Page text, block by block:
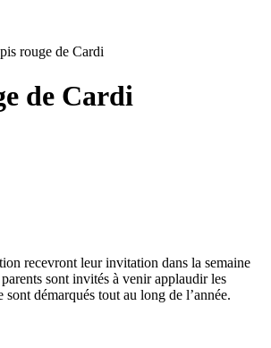
rouge de Cardi
de Cardi
recevront leur invitation dans la semaine
sont invités à venir applaudir les
sont démarqués tout au long de l’année.